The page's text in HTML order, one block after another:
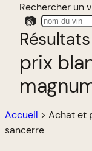
Rechercher un
📷
prix
Accueil > Achat et
sancerre